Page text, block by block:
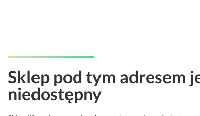
Sklep pod tym adresem
niedostępny